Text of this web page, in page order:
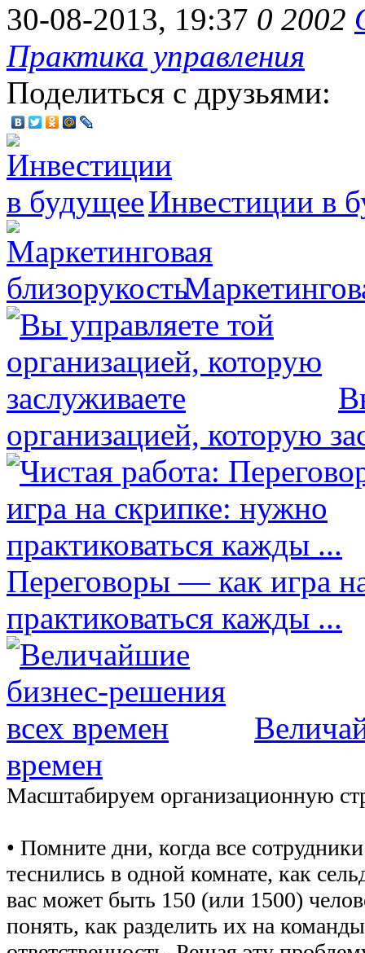
30-08-2013, 19:37 0 2002
Практика управления
Поделиться с друзьями:
Инвестиции в
организацией, которую
Переговоры — как игра
практиковаться кажды ...
времен
Масштабируем организационную
• Помните дни, когда все
теснились в одной комнате, как
вас может быть 150 (или 1500)
понять, как разделить их на